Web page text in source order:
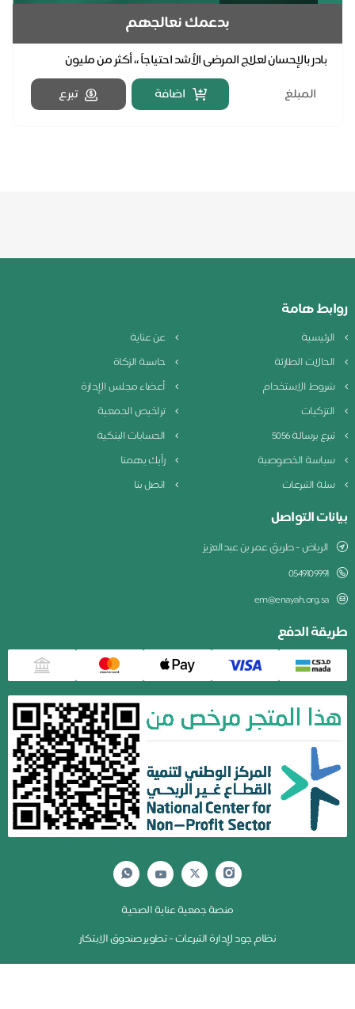
بدعمك نعالجهم
بادر بالإحسان لعلاج المرضى الأشد احتياجاً ،، أكثر من مليون
مستفيدٍ كان لعطائكم الأثر بشفائهم .. قال ...
اضافة تبرع
هامة
عن عناية
الطارئة
حاسبة الزكاة
الاستخدام
أعضاء مجلس الإدارة
تراخيص الجمعية
برسالة 5056
الحسابات البنكية
الخصوصية
رأيك يهمنا
التبرعات
اتصل بنا
التواصل
الرياض - طريق عمر بن عبدالعزيز
0549109991
em@enayah.org.sa
الدفع
منصة جمعية عناية الصحية
نظام جود لإدارة التبرعات - تطوير صندوق الابتكار